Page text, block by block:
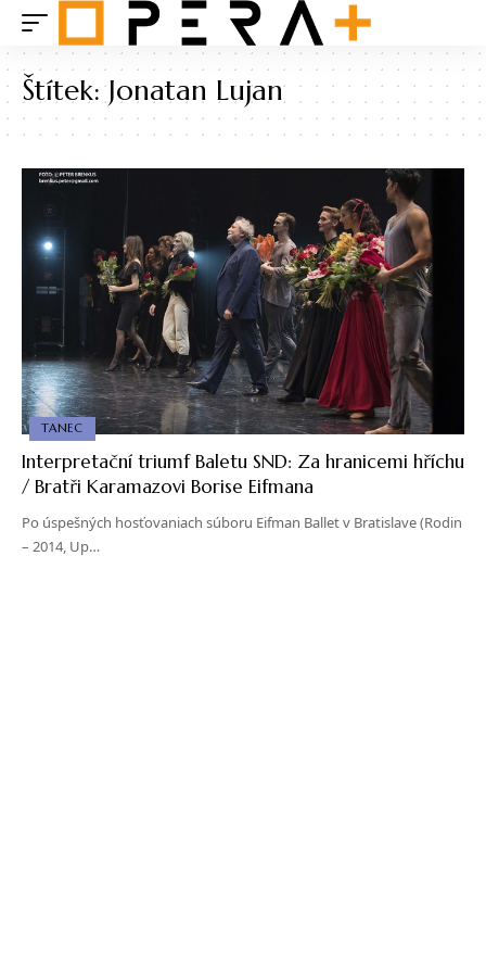
Štítek:Jonatan Lujan
TANEC
Interpretační triumf Baletu SND: Za hranicemi hříchu
/ Bratři Karamazovi Borise Eifmana
Po úspešných hosťovaniach súboru Eifman Ballet v Bratislave (Rodin
– 2014, Up…